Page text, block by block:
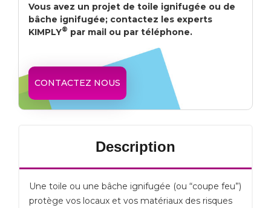
Vous avez un projet de toile ignifugée ou de
bâche ignifugée; contactez les experts
KIMPLY® par mail ou par téléphone.
CONTACTEZ NOUS
Description
Une toile ou une bâche ignifugée (ou “coupe feu”)
protège vos locaux et vos matériaux des risques